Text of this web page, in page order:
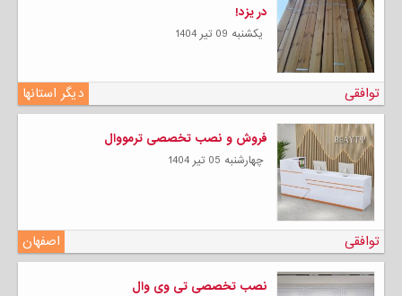
در یزد!
يكشنبه 09 تیر 1404
دیگر استانها توافقی
فروش و نصب تخصصی ترمووال
چهارشنبه 05 تیر 1404
اصفهان توافقی
نصب تخصصی تی وی وال